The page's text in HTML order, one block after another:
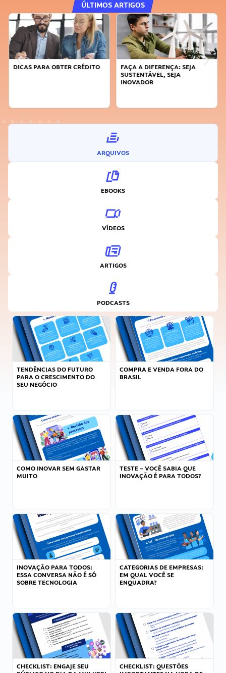
ÚLTIMOS ARTIGOS
DICAS PARA OBTER CRÉDITO
FAÇA A DIFERENÇA: SEJA
SUSTENTÁVEL, SEJA
INOVADOR
ARQUIVOS
EBOOKS
VÍDEOS
ARTIGOS
PODCASTS
TENDÊNCIAS DO FUTURO
PARA O CRESCIMENTO DO
SEU NEGÓCIO
COMPRA E VENDA FORA DO
BRASIL
COMO INOVAR SEM GASTAR
MUITO
TESTE – VOCÊ SABIA QUE
INOVAÇÃO É PARA TODOS?
INOVAÇÃO PARA TODOS:
ESSA CONVERSA NÃO É SÓ
SOBRE TECNOLOGIA
CATEGORIAS DE EMPRESAS:
EM QUAL VOCÊ SE
ENQUADRA?
CHECKLIST: ENGAJE SEU
CHECKLIST: QUESTÕES